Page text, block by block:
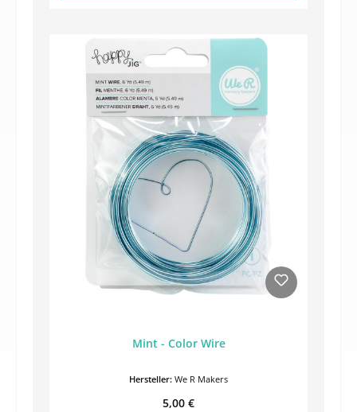
Mint - Color Wire
Hersteller: We R Makers
Regulärer Preis:
5,00 €